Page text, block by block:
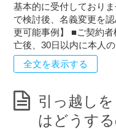
基本的に受付しており
で検討後、名義変更を
更可能事例】 ■ご契約
亡後、30日以内に本人
全文を表示する
引っ越し
はどうする